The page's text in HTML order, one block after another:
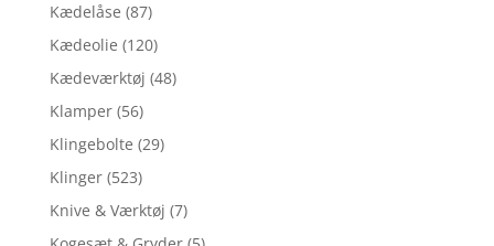
Kædelåse (87)
Kædeolie (120)
Kædeværktøj (48)
Klamper (56)
Klingebolte (29)
Klinger (523)
Knive & Værktøj (7)